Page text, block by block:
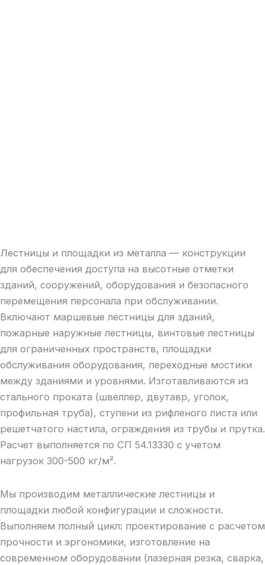
Лестницы и площадки из металла — конструкции
для обеспечения доступа на высотные отметки
зданий, сооружений, оборудования и безопасного
перемещения персонала при обслуживании.
Включают маршевые лестницы для зданий,
пожарные наружные лестницы, винтовые лестницы
для ограниченных пространств, площадки
обслуживания оборудования, переходные мостики
между зданиями и уровнями. Изготавливаются из
стального проката (швеллер, двутавр, уголок,
профильная труба), ступени из рифленого листа или
решетчатого настила, ограждения из трубы и прутка.
Расчет выполняется по СП 54.13330 с учетом
нагрузок 300-500 кг/м².
Мы производим металлические лестницы и
площадки любой конфигурации и сложности.
Выполняем полный цикл: проектирование с расчетом
прочности и эргономики, изготовление на
современном оборудовании (лазерная резка, сварка,